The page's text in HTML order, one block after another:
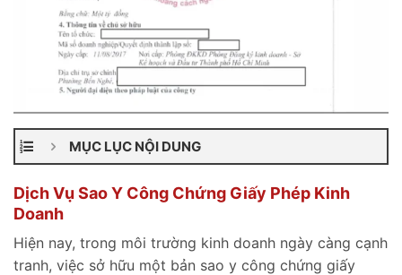
MỤC LỤC NỘI DUNG
Dịch Vụ Sao Y Công Chứng Giấy Phép Kinh
Doanh
Hiện nay, trong môi trường kinh doanh ngày càng cạnh
tranh, việc sở hữu một bản sao y công chứng giấy